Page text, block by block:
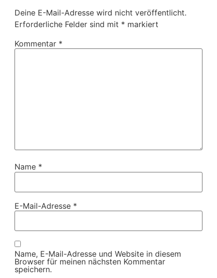
Deine E-Mail-Adresse wird nicht veröffentlicht.
Erforderliche Felder sind mit * markiert
Kommentar *
Name *
E-Mail-Adresse *
Name, E-Mail-Adresse und Website in diesem
Browser für meinen nächsten Kommentar
speichern.